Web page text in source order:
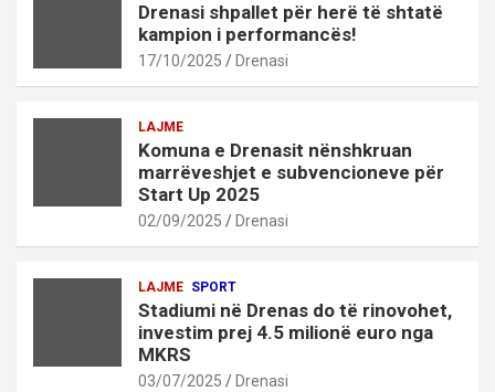
Drenasi shpallet për herë të shtatë
kampion i performancës!
17/10/2025 Drenasi
LAJME
Komuna e Drenasit nënshkruan
marrëveshjet e subvencioneve për
Start Up 2025
02/09/2025 Drenasi
LAJME SPORT
Stadiumi në Drenas do të rinovohet,
investim prej 4.5 milionë euro nga
MKRS
03/07/2025 Drenasi